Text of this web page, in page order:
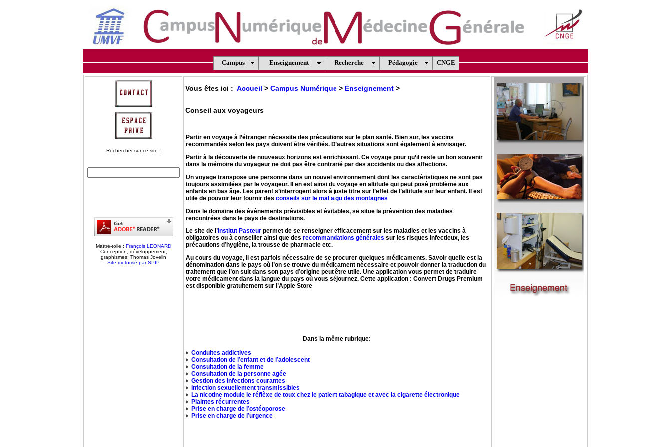
Campus Enseignement Recherche Pédagogie CNGE
Rechercher sur ce site :
Maître-toile : François LEONARD
Conception, développement,
graphismes: Thomas Jovelin
Site motorisé par SPIP
Vous êtes ici : Accueil > Campus Numérique > Enseignement >
Conseil aux voyageurs
Partir en voyage à l’étranger nécessite des précautions sur le plan santé. Bien sur, les vaccins
recommandés selon les pays doivent être vérifiés. D’autres situations sont également à envisager.
Partir à la découverte de nouveaux horizons est enrichissant. Ce voyage pour qu’il reste un bon souvenir
dans la mémoire du voyageur ne doit pas être contrarié par des accidents ou des affections.
Un voyage transpose une personne dans un nouvel environnement dont les caractéristiques ne sont pas
toujours assimilées par le voyageur. Il en est ainsi du voyage en altitude qui peut posé problème aux
enfants en bas âge. Les parent s’interrogent alors à juste titre sur l’effet de l’altitude sur leur enfant. Il est
utile de pouvoir leur fournir des conseils sur le mal aigu des montagnes
Dans le domaine des évènements prévisibles et évitables, se situe la prévention des maladies
rencontrées dans le pays de destinations.
Le site de l’ Institut Pasteur permet de se renseigner efficacement sur les maladies et les vaccins à
obligatoires ou à conseiller ainsi que des recommandations générales sur les risques infectieux, les
précautions d’hygiène, la trousse de pharmacie etc.
Au cours du voyage, il est parfois nécessaire de se procurer quelques médicaments. Savoir quelle est la
dénomination dans le pays où l’on se trouve du médicament nécessaire et pouvoir donner la traduction du
traitement que l’on suit dans son pays d’origine peut être utile. Une application vous permet de traduire
votre médicament dans la langue du pays où vous séjournez. Cette application : Convert Drugs Premium
est disponible gratuitement sur l’Apple Store
Dans la même rubrique:
Conduites addictives
Consultation de l’enfant et de l’adolescent
Consultation de la femme
Consultation de la personne agée
Gestion des infections courantes
Infection sexuellement transmissibles
La nicotine module le réflèxe de toux chez le patient tabagique et avec la cigarette électronique
Plaintes récurrentes
Prise en charge de l’ostéoporose
Prise en charge de l’urgence